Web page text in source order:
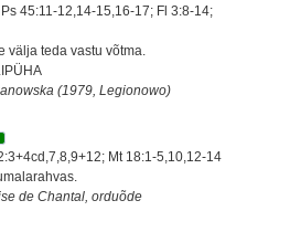
45:11-12,14-15,16-17; Fl 3:8-14;
välja teda vastu võtma.
(1979, Legionowo)
Mt 18:1-5,10,12-14
de Chantal, orduõde